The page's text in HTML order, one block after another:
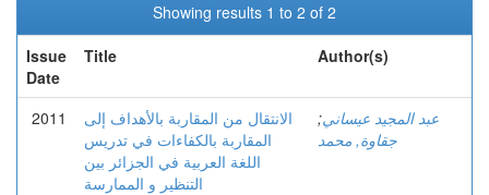
Showing results 1 to 2 of 2
Issue
Date
Title Author(s)
2011
الانتقال من المقاربة بالأهداف إلى
المقاربة بالكفاءات في تدريس
اللغة العربية في الجزائر بين
التنظير و الممارسة
عبد المجيد عيساني;
جقاوة, محمد